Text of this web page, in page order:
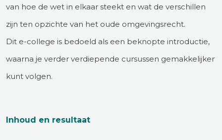
van hoe de wet in elkaar steekt en wat de verschillen
zijn ten opzichte van het oude omgevingsrecht.
Dit e-college is bedoeld als een beknopte introductie,
waarna je verder verdiepende cursussen gemakkelijker
kunt volgen.
Inhoud en resultaat